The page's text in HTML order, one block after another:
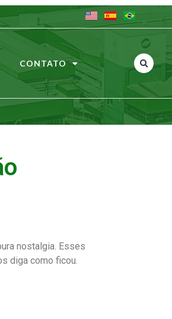
CONTATO
nostalgia. Esses
diga como ficou.